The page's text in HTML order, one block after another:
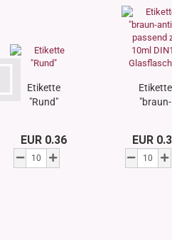
Etikette
"Rund"
EUR 0.36
Etikette
"braun-
zu 10ml
DIN18...
EUR